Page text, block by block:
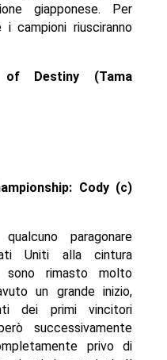
giapponese. Per
campioni riusciranno
of Destiny (Tama
Cody (c)
paragonare
Uniti alla cintura
sono rimasto molto
un grande inizio,
dei primi vincitori
successivamente
privo di